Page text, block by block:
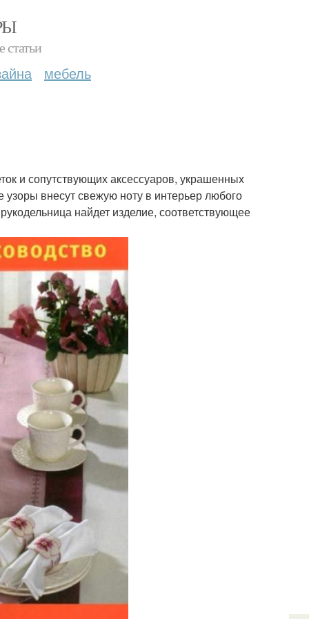
статьи
мебель
и сопутствующих аксессуаров, украшенных
внесут свежую ноту в интерьер любого
найдет изделие, соответствующее